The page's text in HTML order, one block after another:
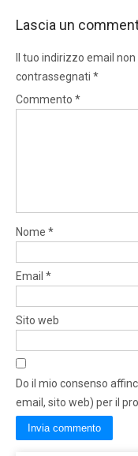
Lascia un
Il tuo indirizzo email
contrassegnati *
Commento *
Nome *
Email *
Sito web
Do il mio consenso
email, sito web) per il